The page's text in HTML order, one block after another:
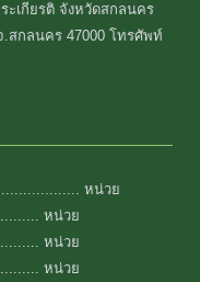
ะเกียรติ จังหวัดสกลนคร
.สกลนคร 47000 โทรศัพท์
หน่วย
หน่วย
หน่วย
หน่วย